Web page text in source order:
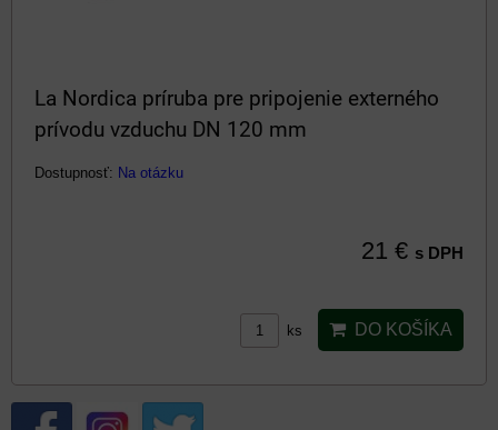
La Nordica príruba pre pripojenie externého
prívodu vzduchu DN 120 mm
Dostupnosť: Na otázku
21 € s DPH
ks DO KOŠÍKA